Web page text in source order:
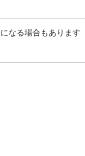
る場合もあります